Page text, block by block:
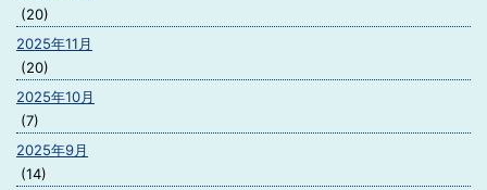
(20)
2025年11月
(20)
2025年10月
(7)
2025年9月
(14)